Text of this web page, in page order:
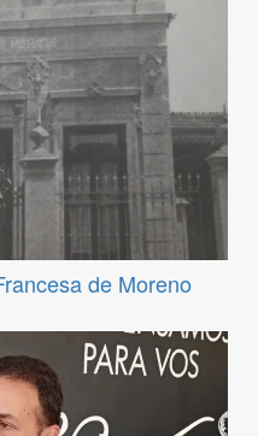
de Moreno